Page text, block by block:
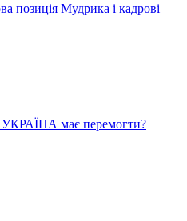
позиція Мудрика і кадрові
має перемогти?